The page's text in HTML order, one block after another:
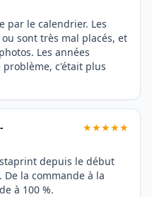
par le calendrier. Les
sont très mal placés, et
Les années
problème, c'était plus
★★★★★
depuis le début
la commande à la
à 100 %.